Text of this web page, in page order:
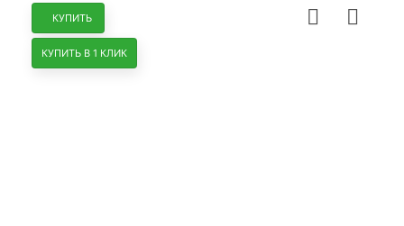
КУПИТЬ
КУПИТЬ В 1 КЛИК